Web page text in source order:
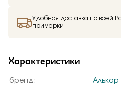
Удобная доставка по всей
примерки
Характеристики
бренд: Алькор